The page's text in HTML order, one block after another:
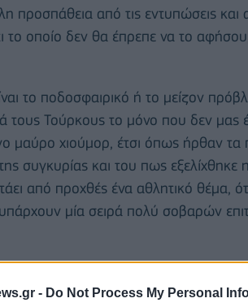
- Do Not Process My Personal
προσπάθεια από τις εντυπώσεις και
το οποίο δεν θα έπρεπε να το
το ποδοσφαιρικό ή το μείζον
τους Τούρκους το μόνο που δεν μας
μαύρο χιούμορ, έτσι όπως ήρθαν
συγκυρίας και του πως εξελίχθηκε
από προχθές ένα αθλητικό θέμα,
μία σειρά πολύ σοβαρών
να είναι ένα στοίχημα να
μέρα πολύ πετυχημένη για τη